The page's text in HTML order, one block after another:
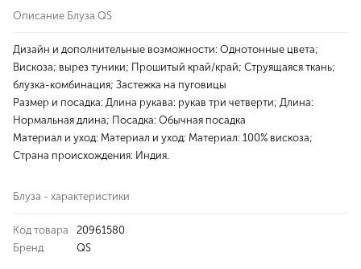
Описание Блуза QS
Дизайн и дополнительные возможности: Однотонные цвета;
Вискоза; вырез туники; Прошитый край/край; Струящаяся ткань;
блузка-комбинация; Застежка на пуговицы
Размер и посадка: Длина рукава: рукав три четверти; Длина:
Нормальная длина; Посадка: Обычная посадка
Материал и уход: Материал и уход: Материал: 100% вискоза;
Страна происхождения: Индия.
Блуза - характеристики
Код товара
20961580
Бренд
QS